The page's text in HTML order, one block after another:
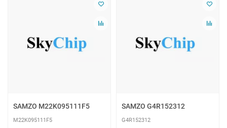
SAMZO M22K095111F5
M22K095111F5
SAMZO G4R152312
G4R152312